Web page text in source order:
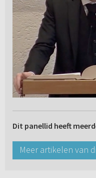
Dit panellid heeft
Meer artikelen van